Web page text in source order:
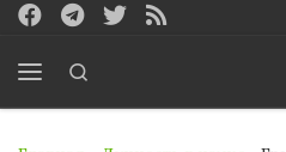
Перейти к содержимому